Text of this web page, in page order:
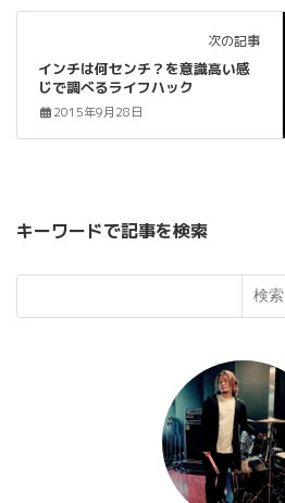
次の記事
インチは何センチ？を意識高い感
じで調べるライフハック
2015年9月28日
キーワードで記事を検索
検索